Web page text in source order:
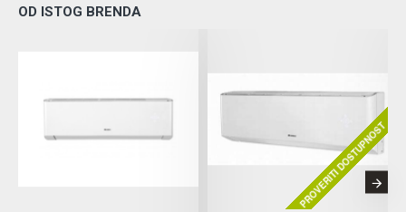
OD ISTOG BRENDA
PROVERITI DOSTUPNOST